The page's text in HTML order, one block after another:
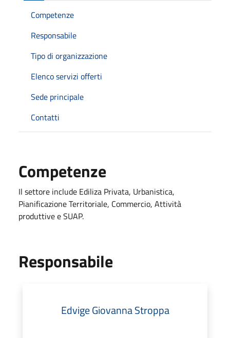
Competenze
Responsabile
Tipo di organizzazione
Elenco servizi offerti
Sede principale
Contatti
Competenze
Il settore include Ediliza Privata, Urbanistica,
Pianificazione Territoriale, Commercio, Attività
produttive e SUAP.
Responsabile
Edvige Giovanna Stroppa